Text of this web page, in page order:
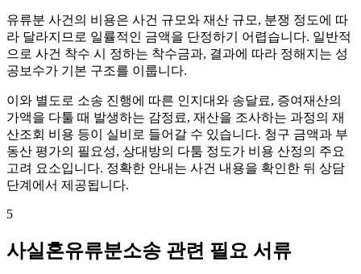
유류분 사건의 비용은 사건 규모와 재산 규모, 분쟁 정도에 따
라 달라지므로 일률적인 금액을 단정하기 어렵습니다. 일반적
으로 사건 착수 시 정하는 착수금과, 결과에 따라 정해지는 성
공보수가 기본 구조를 이룹니다.
이와 별도로 소송 진행에 따른 인지대와 송달료, 증여재산의
가액을 다툴 때 발생하는 감정료, 재산을 조사하는 과정의 재
산조회 비용 등이 실비로 들어갈 수 있습니다. 청구 금액과 부
동산 평가의 필요성, 상대방의 다툼 정도가 비용 산정의 주요
고려 요소입니다. 정확한 안내는 사건 내용을 확인한 뒤 상담
단계에서 제공됩니다.
5
사실혼유류분소송 관련 필요 서류